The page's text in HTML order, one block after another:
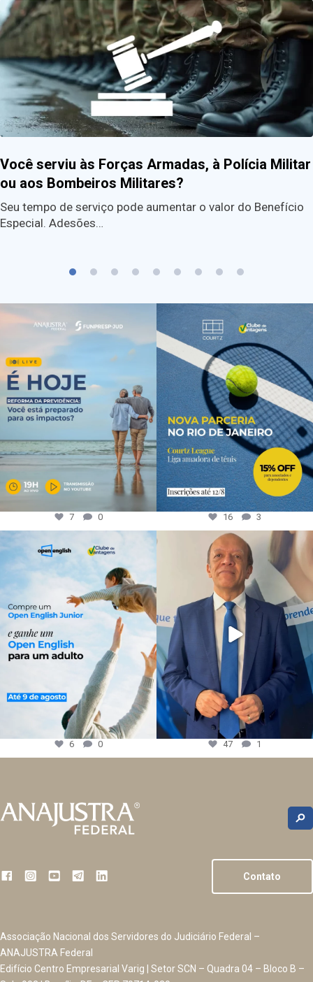
Você serviu às Forças Armadas, à Polícia Militar
ou aos Bombeiros Militares?
Seu tempo de serviço pode aumentar o valor do Benefício
Especial. Adesões…
7 0 16 3
6 0 47 1
Contato
Associação Nacional dos Servidores do Judiciário Federal –
ANAJUSTRA Federal
Edifício Centro Empresarial Varig | Setor SCN – Quadra 04 – Bloco B –